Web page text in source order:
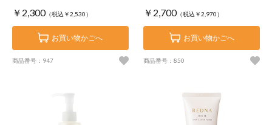
￥2,300（税込￥2,530）
お買い物かごへ
商品番号：947
￥2,700（税込￥2,970）
お買い物かごへ
商品番号：850